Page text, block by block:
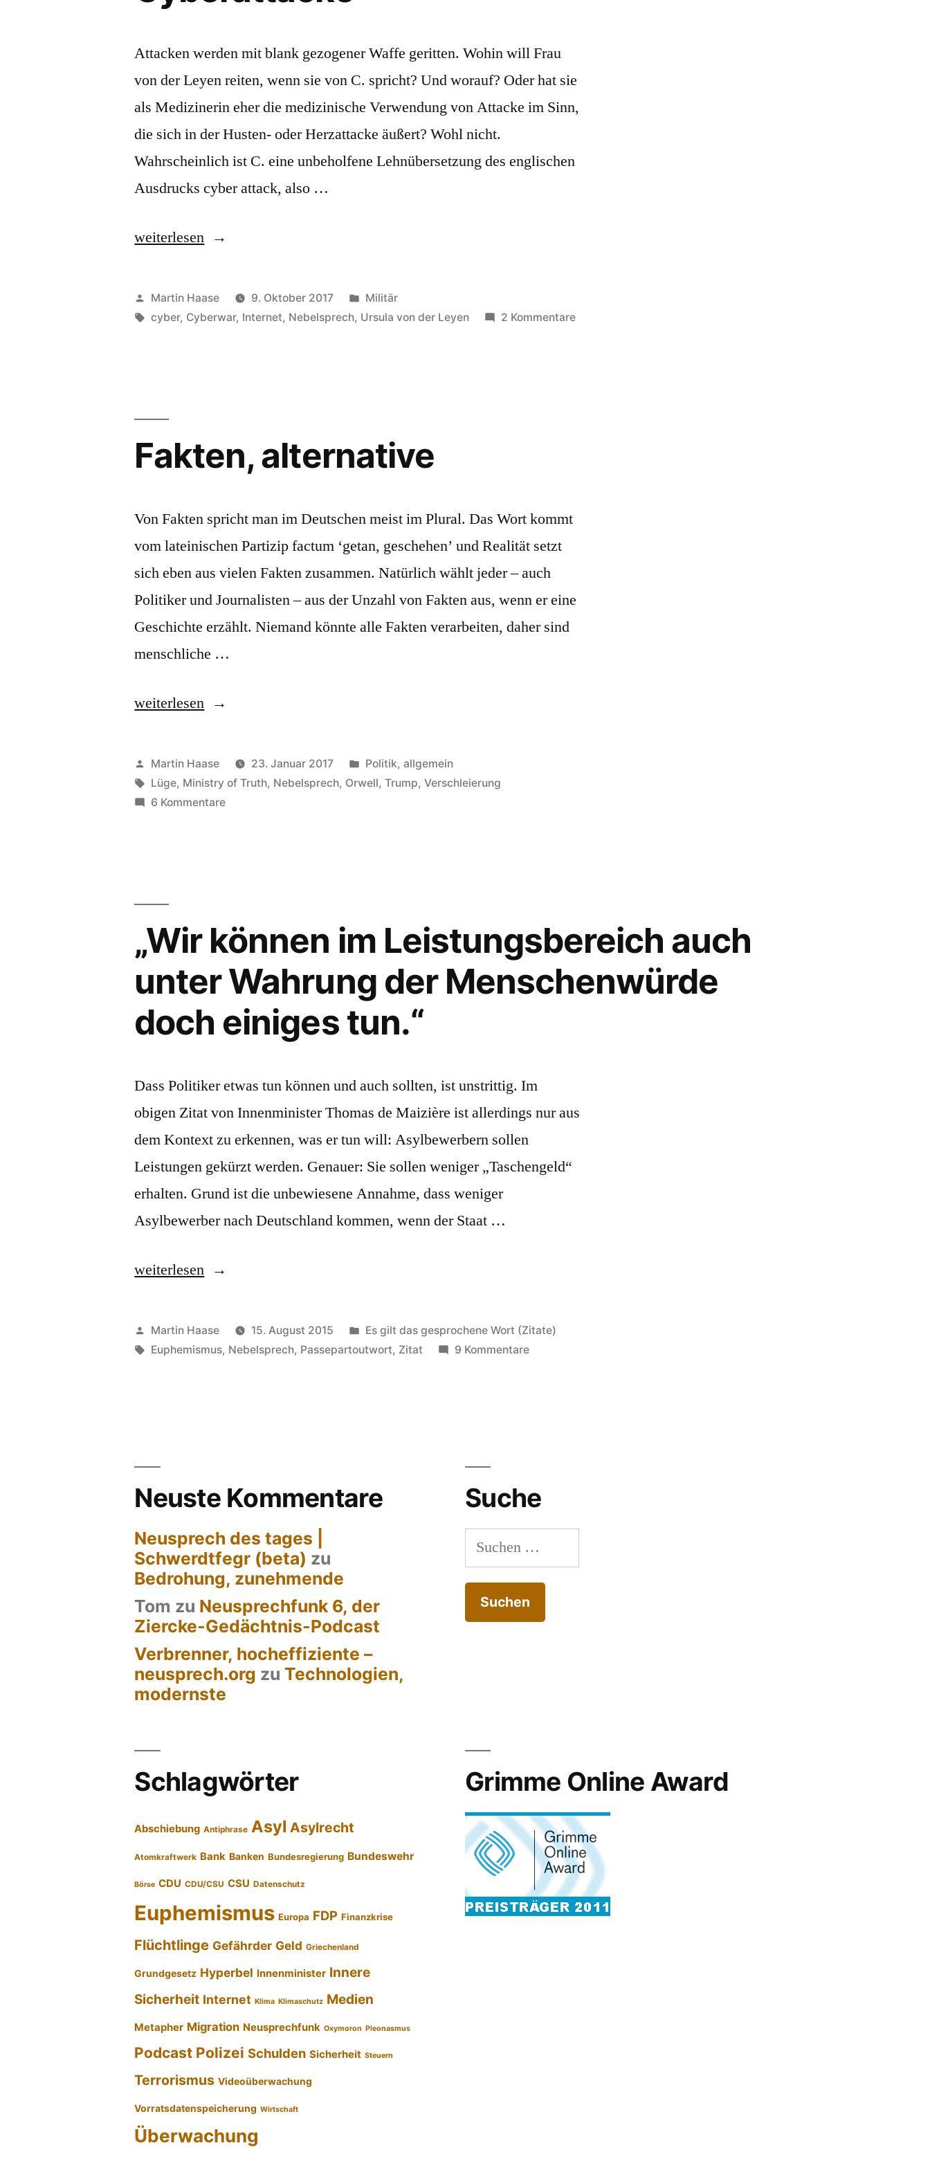
Attacken werden mit blank gezogener Waffe geritten. Wohin will Frau
von der Leyen reiten, wenn sie von C. spricht? Und worauf? Oder hat sie
als Medizinerin eher die medizinische Verwendung von Attacke im Sinn,
die sich in der Husten- oder Herzattacke äußert? Wohl nicht.
Wahrscheinlich ist C. eine unbeholfene Lehnübersetzung des englischen
Ausdrucks cyber attack, also …
„Cyberattacke“
weiterlesen
Veröffentlicht
von
Martin Haase 9. Oktober 2017
Veröffentlicht
in
Militär
Schlagwörter:
cyber, Cyberwar, Internet, Nebelsprech, Ursula von der Leyen 2 Kommentarezu
Fakten, alternative
Von Fakten spricht man im Deutschen meist im Plural. Das Wort kommt
vom lateinischen Partizip factum ‘getan, geschehen’ und Realität setzt
sich eben aus vielen Fakten zusammen. Natürlich wählt jeder – auch
Politiker und Journalisten – aus der Unzahl von Fakten aus, wenn er eine
Geschichte erzählt. Niemand könnte alle Fakten verarbeiten, daher sind
menschliche …
„Fakten,
weiterlesen
Veröffentlicht
von
Martin Haase 23. Januar 2017
Veröffentlicht
in
Politik, allgemein
Schlagwörter:
Lüge, Ministry of Truth, Nebelsprech, Orwell,Trump,Verschleierung
6 Kommentarezu
„Wir können im Leistungsbereich auch
unter Wahrung der Menschenwürde
doch einiges tun.“
Dass Politiker etwas tun können und auch sollten, ist unstrittig. Im
obigen Zitat von Innenminister Thomas de Maizière ist allerdings nur aus
dem Kontext zu erkennen, was er tun will: Asylbewerbern sollen
Leistungen gekürzt werden. Genauer: Sie sollen weniger „Taschengeld“
erhalten. Grund ist die unbewiesene Annahme, dass weniger
Asylbewerber nach Deutschland kommen, wenn der Staat …
„„Wir
im
Leistungsbereich
Menschenwürde
doch
einiges
tun.““
weiterlesen
Veröffentlicht
von
Martin Haase 15. August 2015
Veröffentlicht
in
Es gilt das gesprochene Wort (Zitate)
Schlagwörter:
Euphemismus, Nebelsprech, Passepartoutwort, Zitat 9 Kommentarezu
der
tun.“
Neuste Kommentare
Neusprech des tages |
Schwerdtfegr (beta) zu
Bedrohung, zunehmende
Tom zu Neusprechfunk 6, der
Ziercke-Gedächtnis-Podcast
Verbrenner, hocheffiziente –
neusprech.org zuTechnologien,
modernste
Suche
Suchen
nach:
Schlagwörter
Abschiebung Antiphrase Asyl Asylrecht
Atomkraftwerk Bank Banken Bundesregierung Bundeswehr
Börse CDU CDU/CSU CSU Datenschutz
Euphemismus Europa FDP Finanzkrise
Flüchtlinge Gefährder Geld Griechenland
Grundgesetz Hyperbel Innenminister Innere
Sicherheit Internet Klima Klimaschutz Medien
Metapher Migration Neusprechfunk Oxymoron Pleonasmus
Podcast Polizei Schulden Sicherheit Steuern
Terrorismus Videoüberwachung
Vorratsdatenspeicherung Wirtschaft
Überwachung
Grimme Online Award